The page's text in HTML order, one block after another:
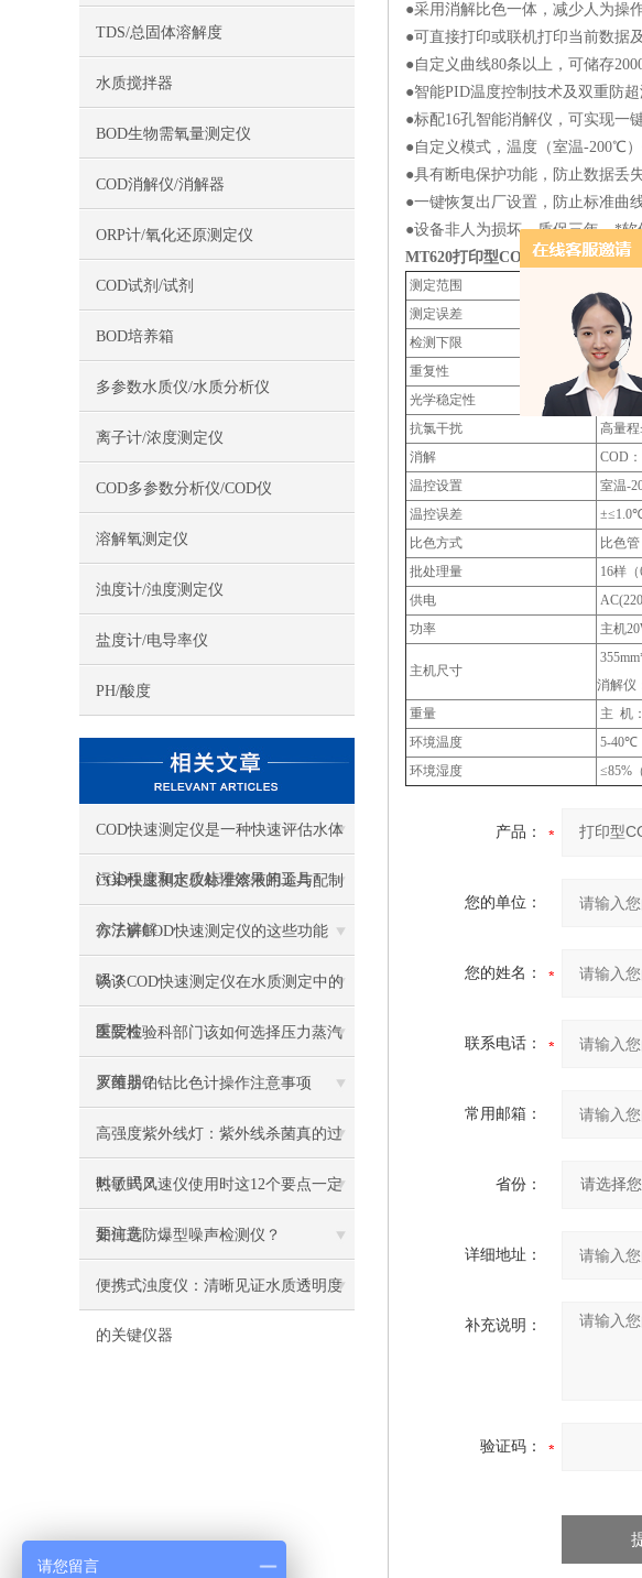
TDS/总固体溶解度
水质搅拌器
BOD生物需氧量测定仪
COD消解仪/消解器
ORP计/氧化还原测定仪
COD试剂/试剂
BOD培养箱
多参数水质仪/水质分析仪
离子计/浓度测定仪
COD多参数分析仪/COD仪
溶解氧测定仪
浊度计/浊度测定仪
盐度计/电导率仪
PH/酸度
COD快速测定仪是一种快速评估水体
污染程度和水质处理效果的工具
COD快速测定仪标准溶液用途与配制
方法讲解
你了解COD快速测定仪的这些功能
吗？
谈谈COD快速测定仪在水质测定中的
重要性
医院检验科部门该如何选择压力蒸汽
灭菌器？
罗维朋铂钴比色计操作注意事项
高强度紫外线灯：紫外线杀菌真的过
时了吗？
热敏式风速仪使用时这12个要点一定
要注意
如何选防爆型噪声检测仪？
便携式浊度仪：清晰见证水质透明度
的关键仪器
●采用消解比色一体，减少人为操
●可直接打印或联机打印当前数据
●自定义曲线80条以上，可储存
●智能PID温度控制技术及双重防
●标配16孔智能消解仪，可实现一
●自定义模式，温度（室温-200℃）
●具有断电保护功能，防止数据丢失
●一键恢复出厂设置，防止标准曲
●设备非人为损坏，质保三年，*
MT620打印型COD总氮测定仪技术
测定范围
COD
测定误差
COD
检测下限
COD
重复性
≤±3%
光学稳定性
抗氯干扰
高量
消解
COD
温控设置
室温-
温控误差
比色方式
比色管
批处理量
16样（
供电
功率
主机
主机尺寸
消解仪
重量
主 机
环境温度
5-40℃
环境湿度
≤85%
产品：
您的单位：
您的姓名：
联系电话：
常用邮箱：
省份：
详细地址：
补充说明：
验证码：
请您留言